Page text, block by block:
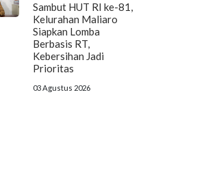
Sambut HUT RI ke-81,
Kelurahan Maliaro
Siapkan Lomba
Berbasis RT,
Kebersihan Jadi
Prioritas
03 Agustus 2026